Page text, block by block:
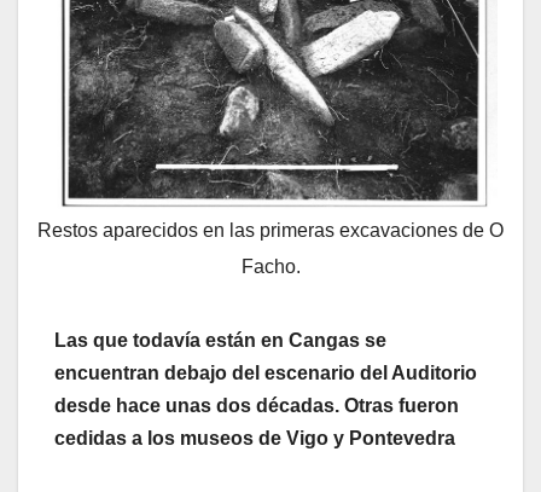
Restos aparecidos en las primeras excavaciones de O
Facho.
Las que todavía están en Cangas se
encuentran debajo del escenario del Auditorio
desde hace unas dos décadas. Otras fueron
cedidas a los museos de Vigo y Pontevedra